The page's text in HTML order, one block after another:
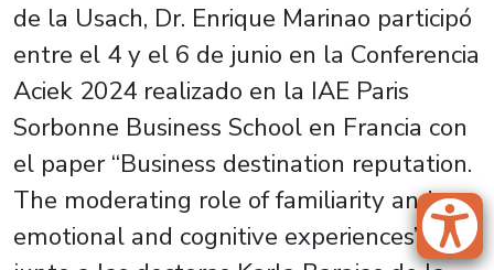
de la Usach, Dr. Enrique Marinao participó
entre el 4 y el 6 de junio en la Conferencia
Aciek 2024 realizado en la IAE Paris
Sorbonne Business School en Francia con
el paper “Business destination reputation.
The moderating role of familiarity and
emotional and cognitive experiences”